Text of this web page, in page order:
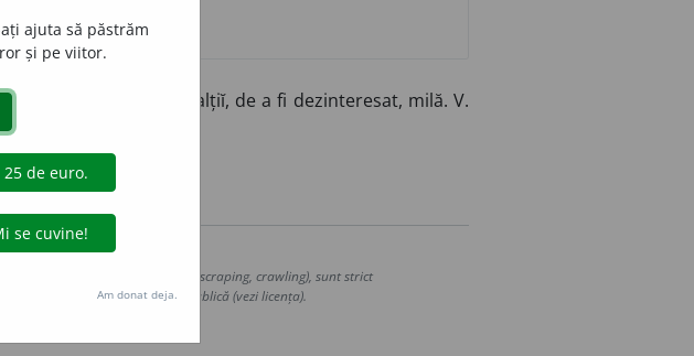
de a fi bun p. alțiĭ, de a fi dezinteresat, milă. V.
dexonline.ro)
de extragere automată (web scraping, crawling), sunt strict
oferite oficial spre utilizare publică (vezi licența).
ajuta să păstrăm
și pe viitor.
Am donat deja.